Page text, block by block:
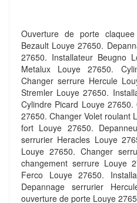
Ouverture de porte
Bezault Louye 27650.
27650. Installateur Beugno
Metalux Louye 27650.
Changer serrure Hercule
Stremler Louye 27650.
Cylindre Picard Louye
27650. Changer Volet roulant
fort Louye 27650.
serrurier Heracles Louye
Louye 27650. Changer
changement serrure Louye
Ferco Louye 27650.
Depannage serrurier
ouverture de porte Louye